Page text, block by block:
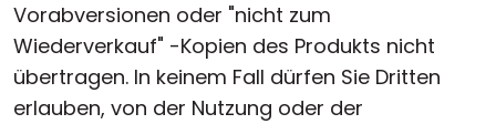
Vorabversionen oder "nicht zum
Wiederverkauf" -Kopien des Produkts nicht
übertragen. In keinem Fall dürfen Sie Dritten
erlauben, von der Nutzung oder der